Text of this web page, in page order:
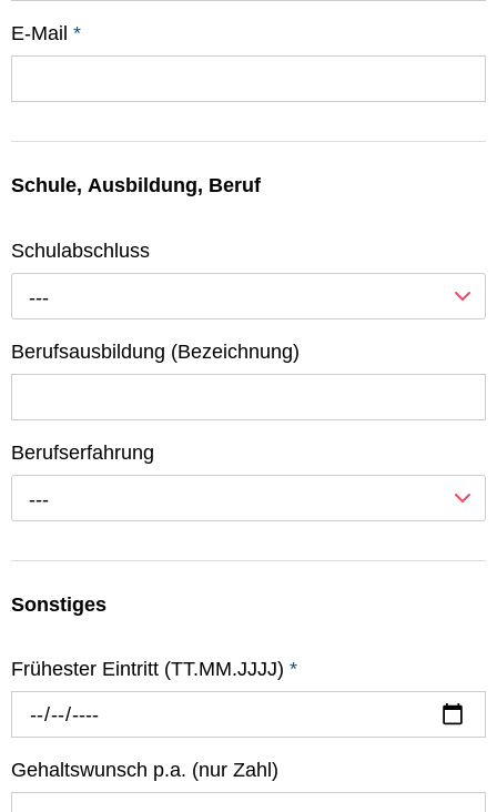
E-Mail *
Schule, Ausbildung, Beruf
Schulabschluss
---
Berufsausbildung (Bezeichnung)
Berufserfahrung
---
Sonstiges
Frühester Eintritt (TT.MM.JJJJ) *
Gehaltswunsch p.a. (nur Zahl)